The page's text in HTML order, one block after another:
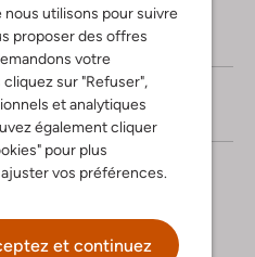
utilisons pour suivre
proposer des offres
votre
sur "Refuser",
et analytiques
également cliquer
pour plus
vos préférences.
et continuez